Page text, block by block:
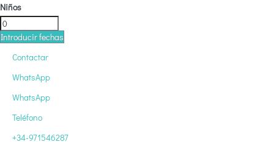
Niños
Introducir fechas
Contactar
WhatsApp
WhatsApp
Teléfono
+34-971546287